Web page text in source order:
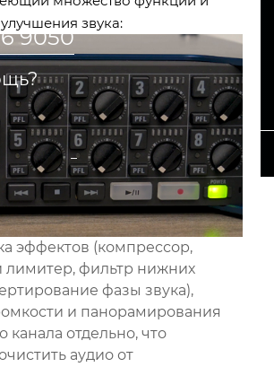
звука:
эффектов (компрессор,
лимитер, фильтр нижних
фазы звука),
и панорамирования
канала отдельно, что
аудио от
9050
_